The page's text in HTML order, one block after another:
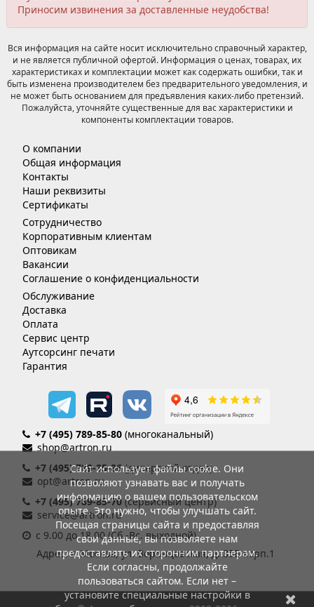
Приносим извинения за доставленные неудобства!
Вся информация на сайте носит исключительно справочный характер,
и не является публичной офертой. Информация о ценах, товарах, их
характеристиках и комплектации может как содержать ошибки, так и
быть изменена производителем без предварительного уведомления, и
не может быть основанием для предъявления каких-либо претензий.
Пожалуйста, уточняйте существенные для вас характеристики и
компоненты комплектации товаров.
О компании
Общая информация
Контакты
Наши реквизиты
Сертификаты
Сотрудничество
Корпоративным клиентам
Оптовикам
Вакансии
Соглашение о конфиденциальности
Обслуживание
Доставка
Оплата
Сервис центр
Аутсорсинг печати
Гарантия
+7 (495) 789-85-80 (многоканальный)
shop@artron.ru
+7 (495) 789-85-86(дилерский отдел)
opt@artron.ru
+7 (495) 789-85-70 (сервисный центр)
service@artron.ru
с 9.00 до 18.00 (Сб.-Вс. выходной)
Адрес: г. Москва, ул. Воронцовская, д. 35Б корп.1
Сайт использует файлы cookie. Они
позволяют узнавать вас и получать
информацию о вашем пользовательском
опыте. Это нужно, чтобы улучшать сайт.
Посещая страницы сайта и предоставляя
свои данные, вы позволяете нам
предоставлять их сторонним партнерам.
Если согласны, продолжайте
пользоваться сайтом. Если нет –
установите специальные настройки в